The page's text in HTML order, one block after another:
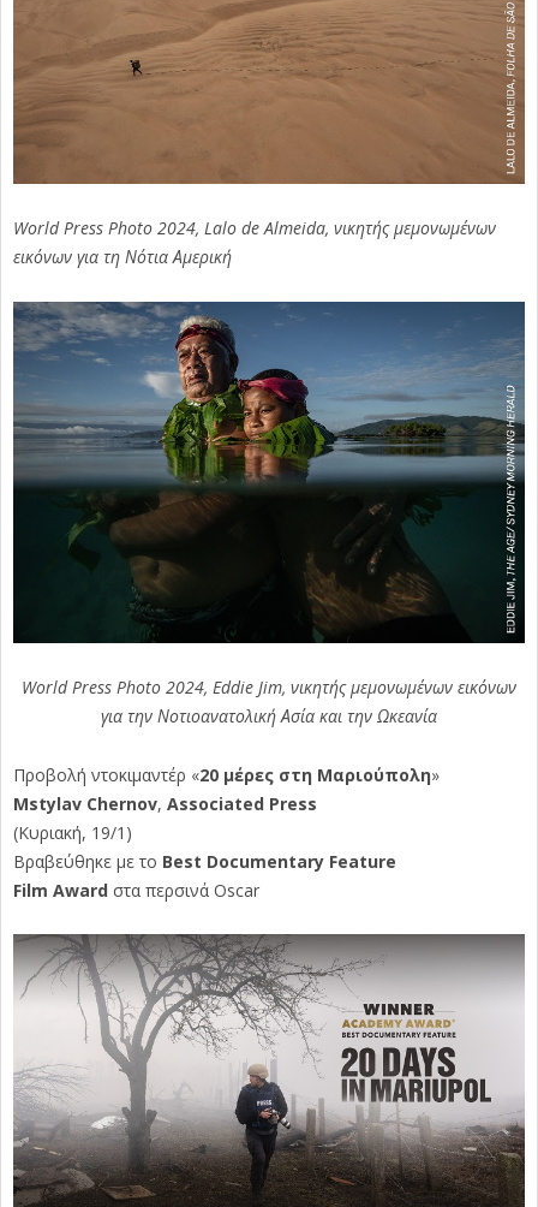
World Press Photo 2024, Lalo de Almeida, νικητής μεμονωμένων
εικόνων για τη Νότια Αμερική
World Press Photo 2024, Eddie Jim, νικητής μεμονωμένων εικόνων
για την Νοτιοανατολική Ασία και την Ωκεανία
Προβολή ντοκιμαντέρ «20 μέρες στη Μαριούπολη»
Mstylav Chernov, Associated Press
(Κυριακή, 19/1)
Βραβεύθηκε με το Best Documentary Feature
Film Award στα περσινά Oscar